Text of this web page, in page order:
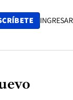
INGRESAR